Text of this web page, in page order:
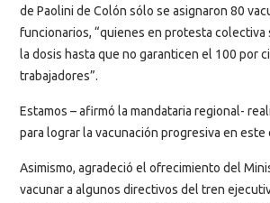
de Paolini de Colón sólo se asignaron 80
funcionarios, “quienes en protesta colectiva
la dosis hasta que no garanticen el 100 por
trabajadores”.
Estamos – afirmó la mandataria regional-
para lograr la vacunación progresiva en este
Asimismo, agradeció el ofrecimiento del
vacunar a algunos directivos del tren